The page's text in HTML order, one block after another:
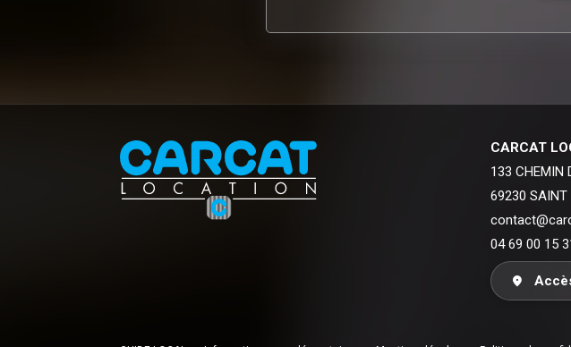
CARCAT
133 CHEMIN
69230 SAINT
04 69 00 15